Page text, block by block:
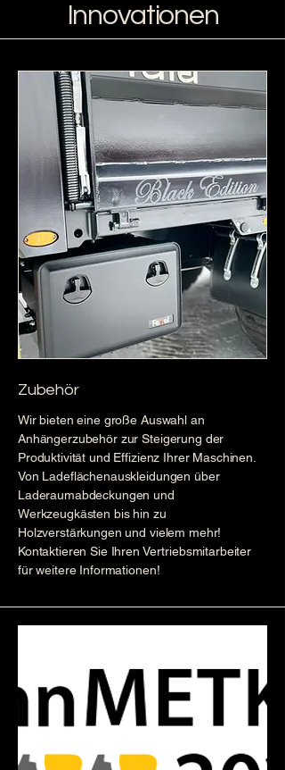
Innovationen
Zubehör
Wir bieten eine große Auswahl an
Anhängerzubehör zur Steigerung der
Produktivität und Effizienz Ihrer Maschinen.
Von Ladeflächenauskleidungen über
Laderaumabdeckungen und
Werkzeugkästen bis hin zu
Holzverstärkungen und vielem mehr!
Kontaktieren Sie Ihren Vertriebsmitarbeiter
für weitere Informationen!